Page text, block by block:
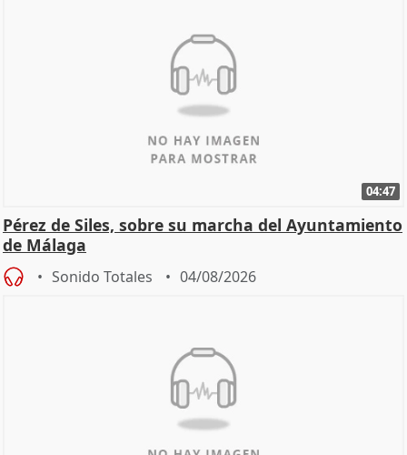
04:47
Pérez de Siles, sobre su marcha del Ayuntamiento
de Málaga
Sonido Totales 04/08/2026